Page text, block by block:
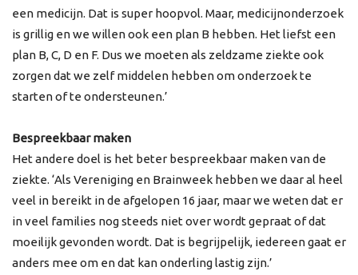
een medicijn. Dat is super hoopvol. Maar, medicijnonderzoek
is grillig en we willen ook een plan B hebben. Het liefst een
plan B, C, D en F. Dus we moeten als zeldzame ziekte ook
zorgen dat we zelf middelen hebben om onderzoek te
starten of te ondersteunen.’
Bespreekbaar maken
Het andere doel is het beter bespreekbaar maken van de
ziekte. ‘Als Vereniging en Brainweek hebben we daar al heel
veel in bereikt in de afgelopen 16 jaar, maar we weten dat er
in veel families nog steeds niet over wordt gepraat of dat
moeilijk gevonden wordt. Dat is begrijpelijk, iedereen gaat er
anders mee om en dat kan onderling lastig zijn.’